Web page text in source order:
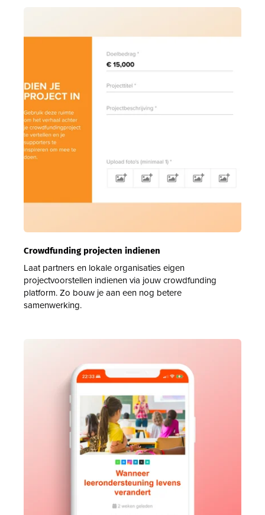
Crowdfunding projecten indienen
Laat partners en lokale organisaties eigen
projectvoorstellen indienen via jouw crowdfunding
platform. Zo bouw je aan een nog betere
samenwerking.